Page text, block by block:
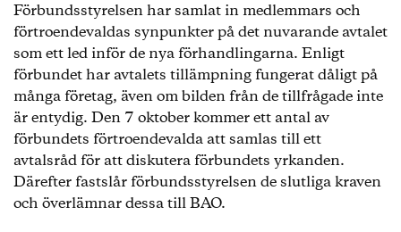
Förbundsstyrelsen har samlat in medlemmars och
förtroendevaldas synpunkter på det nuvarande avtalet
som ett led inför de nya förhandlingarna. Enligt
förbundet har avtalets tillämpning fungerat dåligt på
många företag, även om bilden från de tillfrågade inte
är entydig. Den 7 oktober kommer ett antal av
förbundets förtroendevalda att samlas till ett
avtalsråd för att diskutera förbundets yrkanden.
Därefter fastslår förbundsstyrelsen de slutliga kraven
och överlämnar dessa till BAO.